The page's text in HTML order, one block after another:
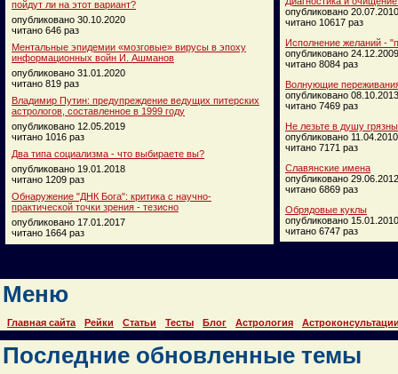
пойдут ли на этот вариант?
опубликовано 30.10.2020
читано 646 раз
Ментальные эпидемии «мозговые» вирусы в эпоху
информационных войн И. Ашманов
опубликовано 31.01.2020
читано 819 раз
Владимир Путин: предупреждение ведущих питерских
астрологов, составленное в 1999 году
опубликовано 12.05.2019
читано 1016 раз
Два типа социализма - что выбираете вы?
опубликовано 19.01.2018
читано 1209 раз
Обнаружение "ДНК Бога": критика с научно-
практической точки зрения - тезисно
опубликовано 17.01.2017
читано 1664 раз
опубликовано 20.07.2010
читано 10617 раз
Исполнение желаний -
опубликовано 24.12.2009
читано 8084 раз
Волнующие
опубликовано 08.10.2013
читано 7469 раз
Не лезьте в душу
опубликовано 11.04.2010
читано 7171 раз
Славянские имена
опубликовано 29.06.2012
читано 6869 раз
Обрядовые куклы
опубликовано 15.01.2010
читано 6747 раз
Меню
Главная сайта Рейки Статьи Тесты Блог Астрология
Последние обновленные темы